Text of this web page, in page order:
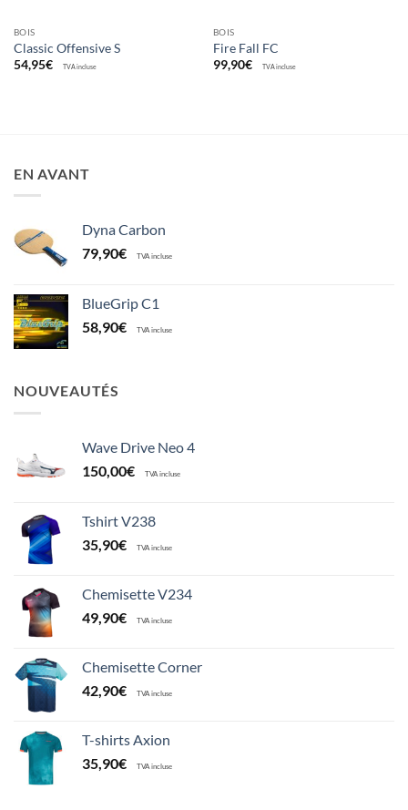
BOIS
Classic Offensive S
54,95€ TVA incluse
BOIS
Fire Fall FC
99,90€ TVA incluse
EN AVANT
Dyna Carbon
79,90€ TVA incluse
BlueGrip C1
58,90€ TVA incluse
NOUVEAUTÉS
Wave Drive Neo 4
150,00€ TVA incluse
Tshirt V238
35,90€ TVA incluse
Chemisette V234
49,90€ TVA incluse
Chemisette Corner
42,90€ TVA incluse
T-shirts Axion
35,90€ TVA incluse